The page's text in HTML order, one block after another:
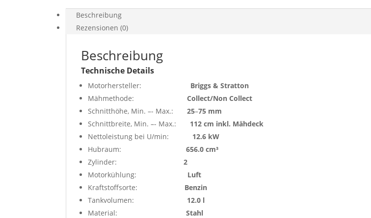
Beschreibung
Rezensionen (0)
Beschreibung
Technische Details
Motorhersteller: Briggs & Stratton
Mähmethode:Collect/Non Collect
Schnitthöhe, Min. –- Max.:
25–75 mm
Schnittbreite, Min. –- Max.: 112 cm inkl. Mähdeck
Nettoleistung bei U/min: 12.6 kW
Hubraum:656.0 cm³
Zylinder:2
Motorkühlung: Luft
Kraftstoffsorte: Benzin
Tankvolumen: 12.0 l
Material:Stahl